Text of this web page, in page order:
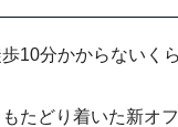
10分かからないくら
たどり着いた新オフ